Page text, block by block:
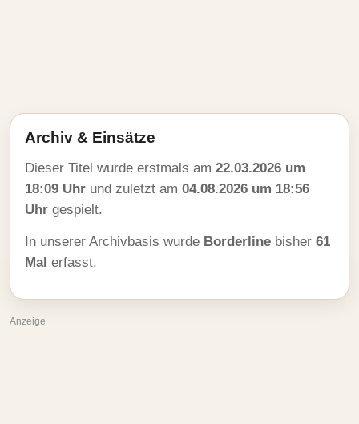
Archiv & Einsätze
Dieser Titel wurde erstmals am 22.03.2026 um
18:09 Uhr und zuletzt am 04.08.2026 um 18:56
Uhr gespielt.
In unserer Archivbasis wurde Borderline bisher 61
Mal erfasst.
Anzeige